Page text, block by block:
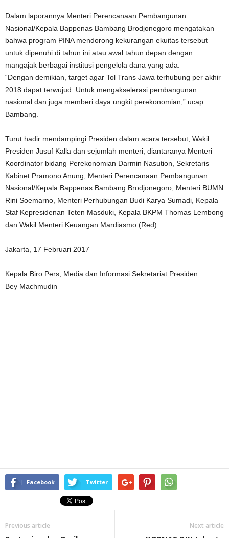
Dalam laporannya Menteri Perencanaan Pembangunan
Nasional/Kepala Bappenas Bambang Brodjonegoro mengatakan
bahwa program PINA mendorong kekurangan ekuitas tersebut
untuk dipenuhi di tahun ini atau awal tahun depan dengan
mangajak berbagai institusi pengelola dana yang ada.
“Dengan demikian, target agar Tol Trans Jawa terhubung per akhir
2018 dapat terwujud. Untuk mengakselerasi pembangunan
nasional dan juga memberi daya ungkit perekonomian,” ucap
Bambang.
Turut hadir mendampingi Presiden dalam acara tersebut, Wakil
Presiden Jusuf Kalla dan sejumlah menteri, diantaranya Menteri
Koordinator bidang Perekonomian Darmin Nasution, Sekretaris
Kabinet Pramono Anung, Menteri Perencanaan Pembangunan
Nasional/Kepala Bappenas Bambang Brodjonegoro, Menteri BUMN
Rini Soemarno, Menteri Perhubungan Budi Karya Sumadi, Kepala
Staf Kepresidenan Teten Masduki, Kepala BKPM Thomas Lembong
dan Wakil Menteri Keuangan Mardiasmo.(Red)
Jakarta, 17 Februari 2017
Kepala Biro Pers, Media dan Informasi Sekretariat Presiden
Bey Machmudin
Facebook Twitter
Previous article Next article